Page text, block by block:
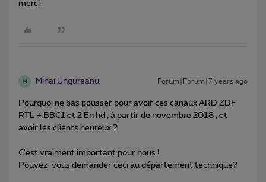
merci
M Mihai Ungureanu Forum|Forum|7 years ago
Pourquoi ne pas pousser pour avoir ces canaux ARD ZDF
RTL + BBC1 et 2 En hd , à partir de novembre 2018 , et
avoir les clients heureux ?
C'est vraiment important pour nous !
Pouvez-vous demander ceci au département technique?